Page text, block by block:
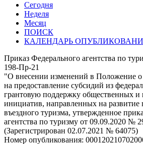
Сегодня
Неделя
Месяц
ПОИСК
КАЛЕНДАРЬ
Приказ Федерального агентства по
198-Пр-21
"О внесении изменений в Положение о
на предоставление субсидий из
грантовую поддержку общественных и
инициатив, направленных на развитие
въездного туризма, утвержденное
агентства по туризму от 09.09.2020 №
(Зарегистрирован 02.07.2021 № 64075)
Номер опубликования: